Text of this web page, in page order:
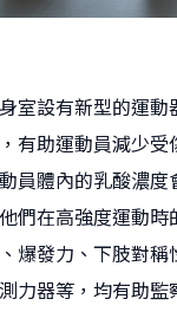
室設有新型的運
有助運動員減少受
員體內的乳酸濃
們在高強度運動
爆發力、下肢對
力器等，均有助